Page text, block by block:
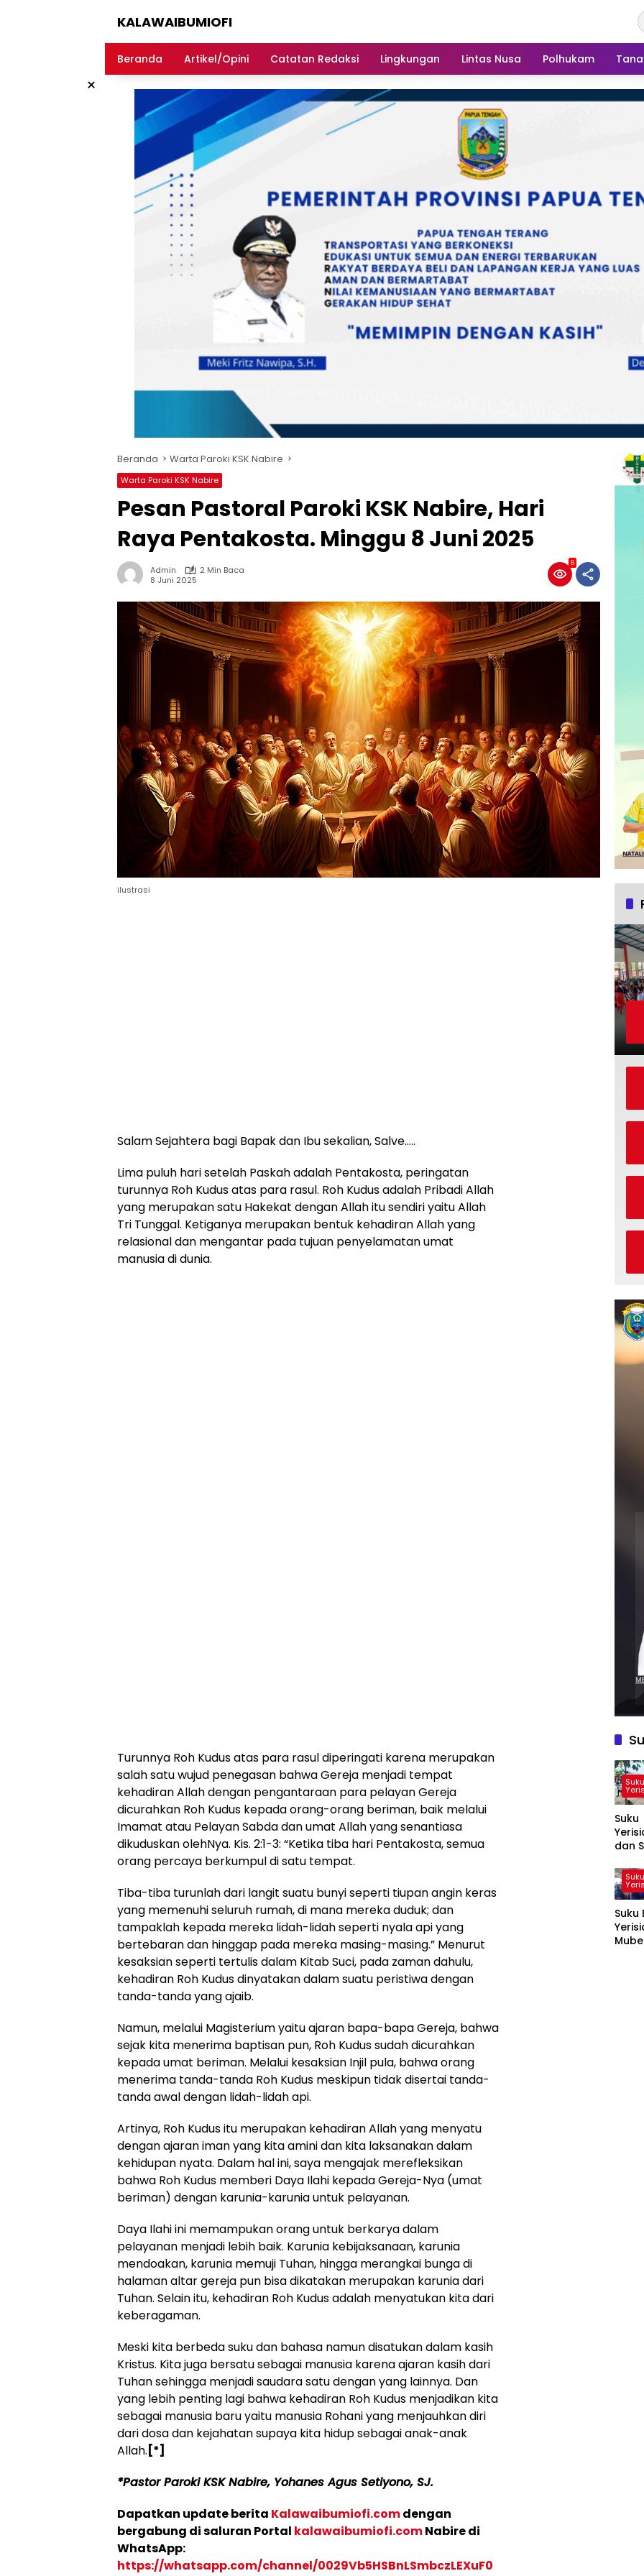
KALAWAIBUMIOFI
Dari
Beranda Artikel/Opini Catatan Redaksi Lingkungan Lintas Nusa Polhukam
×
Beranda Warta Paroki KSK Nabire
Warta Paroki KSK Nabire
Pesan Pastoral Paroki KSK Nabire, Hari
Raya Pentakosta. Minggu 8 Juni 2025
Admin
2 Min Baca
8 Juni 2025
8
ilustrasi
Salam Sejahtera bagi Bapak dan Ibu sekalian, Salve…..
Lima puluh hari setelah Paskah adalah Pentakosta, peringatan
turunnya Roh Kudus atas para rasul. Roh Kudus adalah Pribadi Allah
yang merupakan satu Hakekat dengan Allah itu sendiri yaitu Allah
Tri Tunggal. Ketiganya merupakan bentuk kehadiran Allah yang
relasional dan mengantar pada tujuan penyelamatan umat
manusia di dunia.
Turunnya Roh Kudus atas para rasul diperingati karena merupakan
salah satu wujud penegasan bahwa Gereja menjadi tempat
kehadiran Allah dengan pengantaraan para pelayan Gereja
dicurahkan Roh Kudus kepada orang-orang beriman, baik melalui
Imamat atau Pelayan Sabda dan umat Allah yang senantiasa
dikuduskan olehNya. Kis. 2:1-3: “Ketika tiba hari Pentakosta, semua
orang percaya berkumpul di satu tempat.
Tiba-tiba turunlah dari langit suatu bunyi seperti tiupan angin keras
yang memenuhi seluruh rumah, di mana mereka duduk; dan
tampaklah kepada mereka lidah-lidah seperti nyala api yang
bertebaran dan hinggap pada mereka masing-masing.” Menurut
kesaksian seperti tertulis dalam Kitab Suci, pada zaman dahulu,
kehadiran Roh Kudus dinyatakan dalam suatu peristiwa dengan
tanda-tanda yang ajaib.
Namun, melalui Magisterium yaitu ajaran bapa-bapa Gereja, bahwa
sejak kita menerima baptisan pun, Roh Kudus sudah dicurahkan
kepada umat beriman. Melalui kesaksian Injil pula, bahwa orang
menerima tanda-tanda Roh Kudus meskipun tidak disertai tanda-
tanda awal dengan lidah-lidah api.
Artinya, Roh Kudus itu merupakan kehadiran Allah yang menyatu
dengan ajaran iman yang kita amini dan kita laksanakan dalam
kehidupan nyata. Dalam hal ini, saya mengajak merefleksikan
bahwa Roh Kudus memberi Daya Ilahi kepada Gereja-Nya (umat
beriman) dengan karunia-karunia untuk pelayanan.
Daya Ilahi ini memampukan orang untuk berkarya dalam
pelayanan menjadi lebih baik. Karunia kebijaksanaan, karunia
mendoakan, karunia memuji Tuhan, hingga merangkai bunga di
halaman altar gereja pun bisa dikatakan merupakan karunia dari
Tuhan. Selain itu, kehadiran Roh Kudus adalah menyatukan kita dari
keberagaman.
Meski kita berbeda suku dan bahasa namun disatukan dalam kasih
Kristus. Kita juga bersatu sebagai manusia karena ajaran kasih dari
Tuhan sehingga menjadi saudara satu dengan yang lainnya. Dan
yang lebih penting lagi bahwa kehadiran Roh Kudus menjadikan kita
sebagai manusia baru yaitu manusia Rohani yang menjauhkan diri
dari dosa dan kejahatan supaya kita hidup sebagai anak-anak
Allah. [*]
*Pastor Paroki KSK Nabire, Yohanes Agus Setiyono, SJ.
Dapatkan update berita Kalawaibumiofi.comdengan
bergabung di saluran Portal kalawaibumiofi.comNabire di
WhatsApp:
https://whatsapp.com/channel/0029Vb5HSBnLSmbczLEXuF0
Suku
dan
Suku